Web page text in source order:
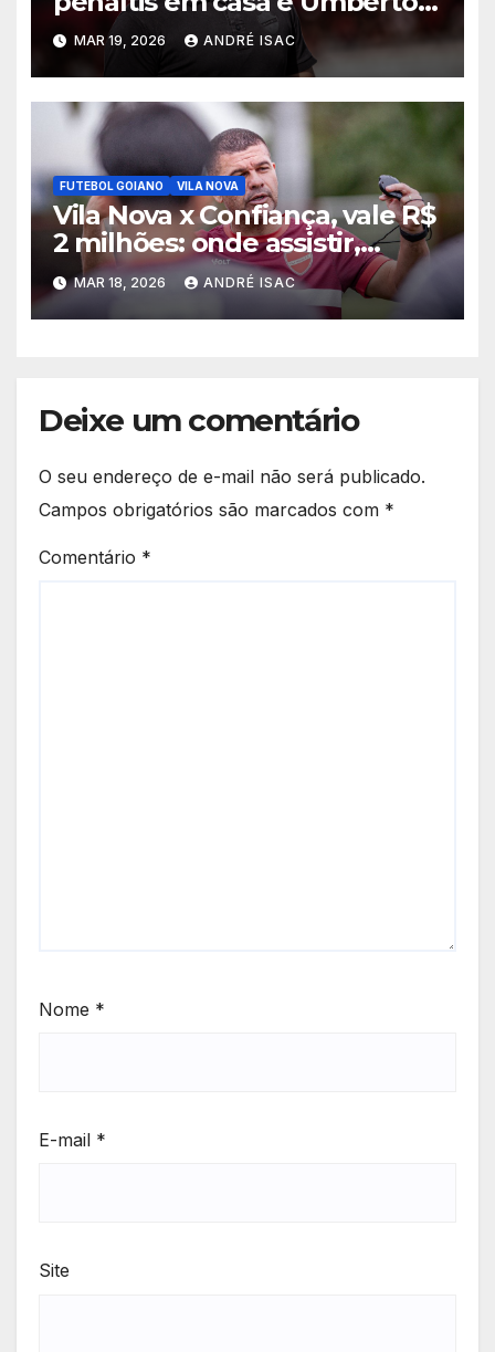
Louzer é demitido
MAR 19, 2026 ANDRÉ ISAC
FUTEBOL GOIANO VILA NOVA
Vila Nova x Confiança, vale R$
2 milhões: onde assistir,
horário e escalações pela
Copa do Brasil
MAR 18, 2026 ANDRÉ ISAC
Deixe um comentário
O seu endereço de e-mail não será publicado.
Campos obrigatórios são marcados com *
Comentário *
Nome *
E-mail *
Site